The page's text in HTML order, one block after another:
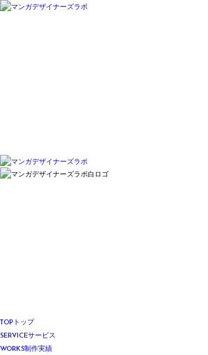
TOP トップ
SERVICEサービス
WORKS制作実績